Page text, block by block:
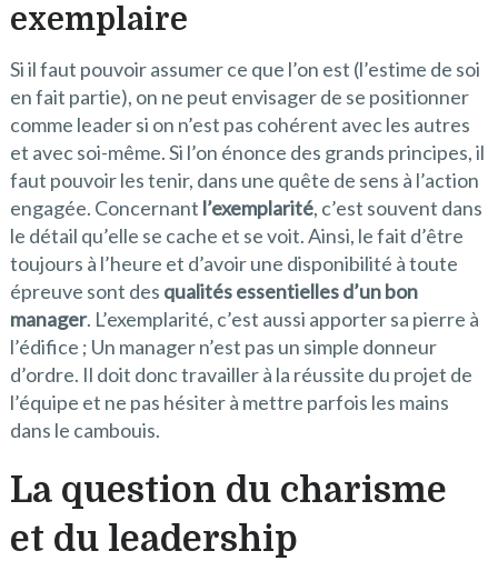
exemplaire
Si il faut pouvoir assumer ce que l’on est (l’estime de soi
en fait partie), on ne peut envisager de se positionner
comme leader si on n’est pas cohérent avec les autres
et avec soi-même. Si l’on énonce des grands principes, il
faut pouvoir les tenir, dans une quête de sens à l’action
engagée. Concernant l’exemplarité, c’est souvent dans
le détail qu’elle se cache et se voit. Ainsi, le fait d’être
toujours à l’heure et d’avoir une disponibilité à toute
épreuve sont des qualités essentielles d’un bon
manager. L’exemplarité, c’est aussi apporter sa pierre à
l’édifice ; Un manager n’est pas un simple donneur
d’ordre. Il doit donc travailler à la réussite du projet de
l’équipe et ne pas hésiter à mettre parfois les mains
dans le cambouis.
La question du charisme
et du leadership